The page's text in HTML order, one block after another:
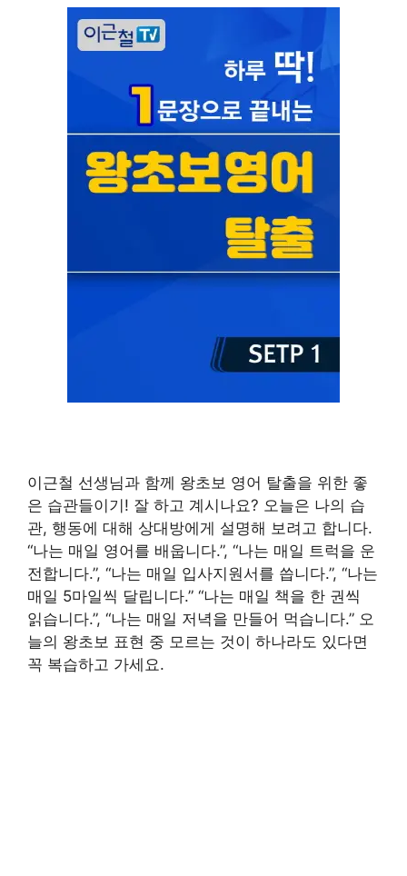
이근철 선생님과 함께 왕초보 영어 탈출을 위한 좋
은 습관들이기! 잘 하고 계시나요? 오늘은 나의 습
관, 행동에 대해 상대방에게 설명해 보려고 합니다.
“나는 매일 영어를 배웁니다.”, “나는 매일 트럭을 운
전합니다.”, “나는 매일 입사지원서를 씁니다.”, “나는
매일 5마일씩 달립니다.” “나는 매일 책을 한 권씩
읽습니다.”, “나는 매일 저녁을 만들어 먹습니다.” 오
늘의 왕초보 표현 중 모르는 것이 하나라도 있다면
꼭 복습하고 가세요.